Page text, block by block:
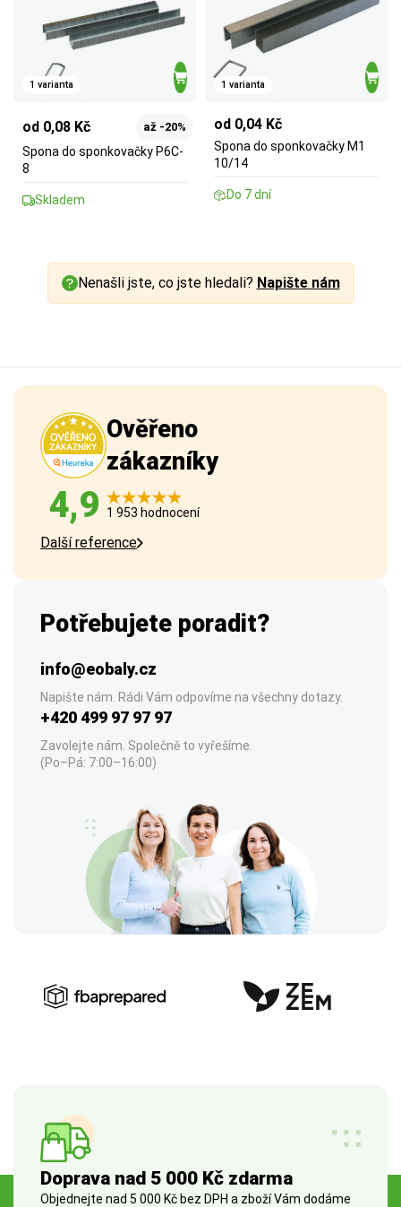
1 varianta
od 0,08 Kč až -20%
Spona do sponkovačky P6C-
8
Skladem
1 varianta
od 0,04 Kč
Spona do sponkovačky M1
10/14
Do 7 dní
Nenašli jste, co jste hledali? Napište nám
Ověřeno
zákazníky
4,9 1 953 hodnocení
Další reference
Potřebujete poradit?
info@eobaly.cz
Napište nám. Rádi Vám odpovíme na všechny dotazy.
+420 499 97 97 97
Zavolejte nám. Společně to vyřešíme.
(Po–Pá: 7:00–16:00)
Doprava nad 5 000 Kč zdarma
Objednejte nad 5 000 Kč bez DPH a zboží Vám dodáme